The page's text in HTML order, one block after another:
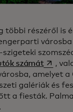
többi részéről is
számátopens
,
amelyet a
galériák és
a fiesták.